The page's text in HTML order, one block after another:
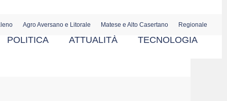
Agro Aversano e Litorale Matese e Alto Casertano Regionale
POLITICA ATTUALITÀ TECNOLOGIA